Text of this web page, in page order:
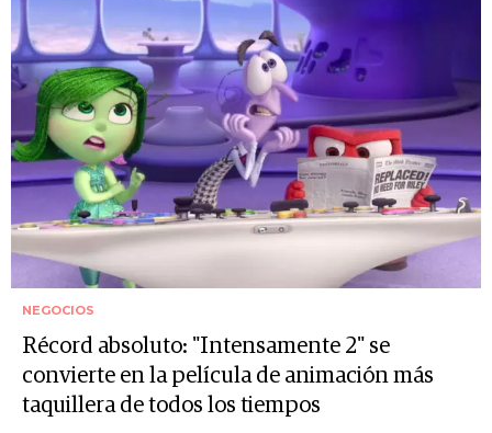
NEGOCIOS
Récord absoluto: "Intensamente 2" se
convierte en la película de animación más
taquillera de todos los tiempos